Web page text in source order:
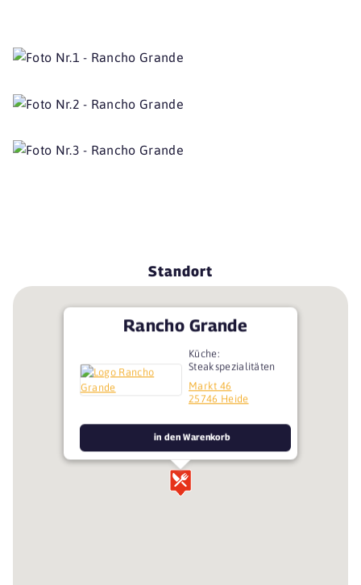
Standort
Rancho Grande
Küche:
Steakspezialitäten
Markt 46
25746 Heide
in den Warenkorb